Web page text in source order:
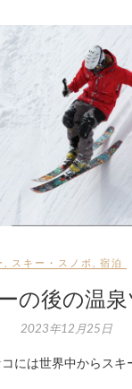
スキー・スノボ 宿泊
の後の温
2023年12月25日
には世界中からスキ